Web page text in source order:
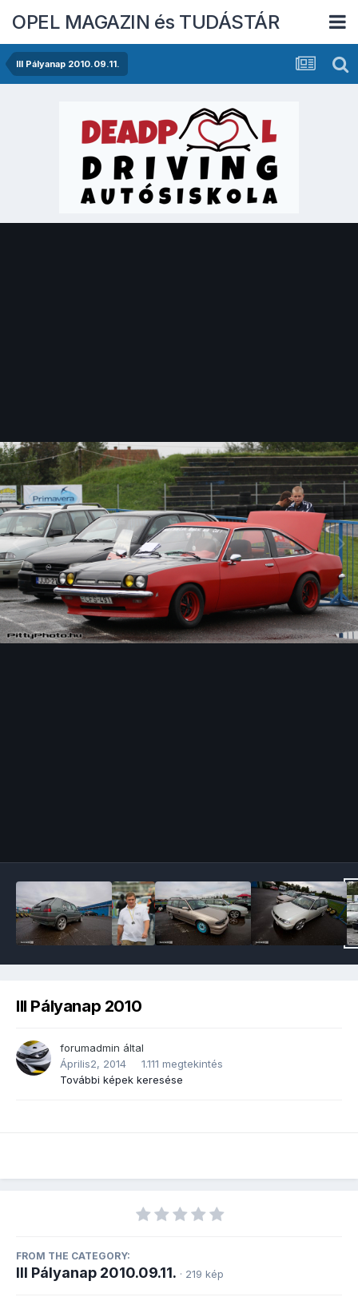
OPEL MAGAZIN és TUDÁSTÁR
III Pályanap 2010.09.11.
III Pályanap 2010
forumadmin által
Április2, 2014
1.111 megtekintés
További képek keresése
FROM THE CATEGORY:
III Pályanap 2010.09.11. · 219 kép